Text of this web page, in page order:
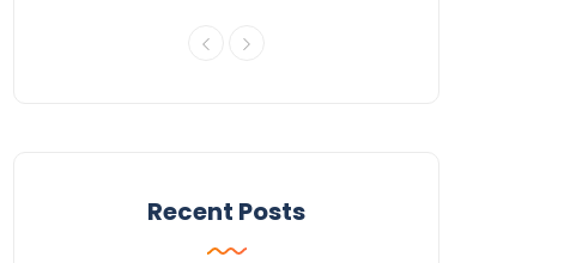
Recent Posts